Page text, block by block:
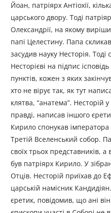
Йоан, патріярх Антіохії,
царського двору. Тоді
Олександрії, на якому
папі Целестину. Папа
засудив науку Несторія.
Несторієві на підпис
пунктів, кожен з яких
хто не вірує так, як тут
клятва, “анатема”. Несторій
правді, написав іншого
Кирило спонукав
Третій Вселенський собор.
своїх трьох представників,
був патріярх Кирило. У
Отців. Несторій приїхав до
царській намісник
єретик, повідомив, що ані